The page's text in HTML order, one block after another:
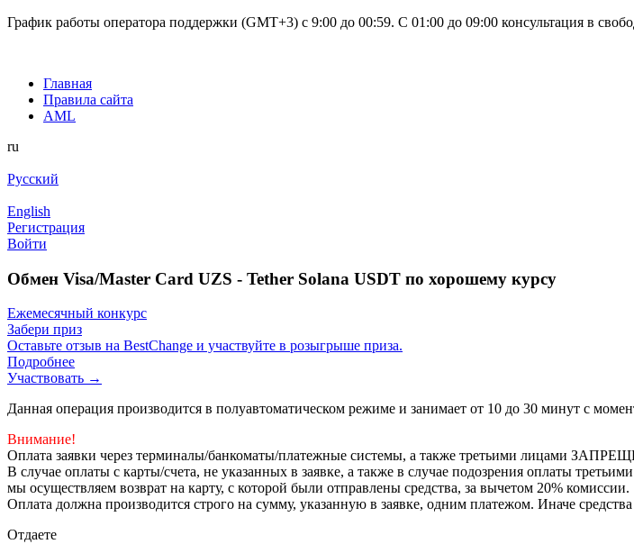
График работы оператора поддержки (GMT+3) c 9:00 до 00:59. С 01:00 до 09:00 консультация в
Главная
Правила сайта
AML
ru
Русский
English
Регистрация
Войти
Обмен Visa/Master Card UZS - Tether Solana USDT по хорошему курсу
Ежемесячный конкурс
Забери приз
Оставьте отзыв на BestChange и участвуйте в розыгрыше приза.
Подробнее
Участвовать →
Данная операция производится в полуавтоматическом режиме и занимает от 10 до 30 минут с
Внимание!
Оплата заявки через терминалы/банкоматы/платежные системы, а также третьими лицами
В случае оплаты с карты/счета, не указанных в заявке, а также в случае подозрения оплаты
мы осуществляем возврат на карту, с которой были отправлены средства, за вычетом 20% комиссии.
Оплата должна производится строго на сумму, указанную в заявке, одним платежом. Иначе
Отдаете